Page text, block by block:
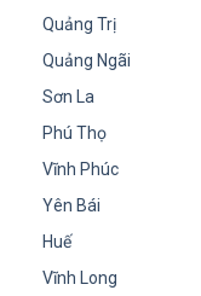
Quảng Trị
Quảng Ngãi
Sơn La
Phú Thọ
Vĩnh Phúc
Yên Bái
Huế
Vĩnh Long